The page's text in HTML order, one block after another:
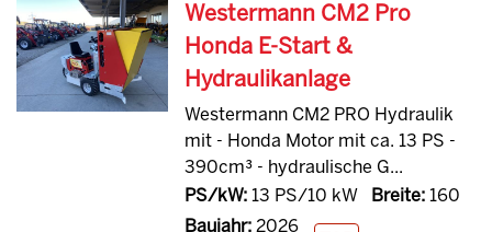
Westermann CM2 Pro
Honda E-Start &
Hydraulikanlage
Westermann CM2 PRO Hydraulik
mit - Honda Motor mit ca. 13 PS -
390cm³ - hydraulische G...
PS/kW:13 PS/10 kW Breite:160
Baujahr:2026